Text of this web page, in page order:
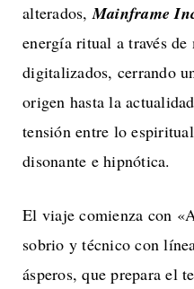
alterados,Mainframe
energía ritual a través
digitalizados, cerrando
origen hasta la
tensión entre lo
disonante e hipnótica.
El viaje comienza con
sobrio y técnico con
ásperos, que prepara el